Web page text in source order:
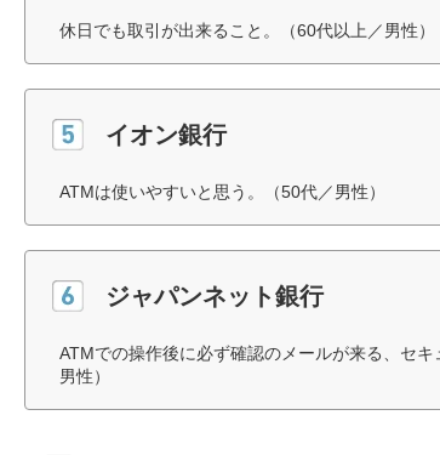
休日でも取引が出来ること。（60代以上／男性）
イオン銀行
ATMは使いやすいと思う。（50代／男性）
ジャパンネット銀行
ATMでの操作後に必ず確認のメールが来る、セ
男性）